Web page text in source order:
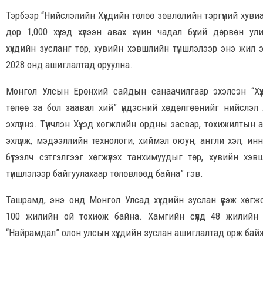
Тэрбээр “Нийслэлийн Хүүхдийн төлөө зөвлөлийн тэргүүний
дор 1,000 хүүхэд хүлээн авах хүчин чадал бүхий дөрвөн
хүүхдийн зусланг төр, хувийн хэвшлийн түншлэлээр энэ жил
2028 онд ашиглалтад оруулна.
Монгол Улсын Ерөнхий сайдын санаачилгаар эхэлсэн
төлөө за бол заавал хий” үндэсний хөдөлгөөнийг нийслэл
эхлүүлнэ. Түүнчлэн Хүүхэд хөгжлийн ордны засвар, тохижилтын
эхлүүлж, мэдээллийн технологи, хиймэл оюун, англи хэл,
бүтээлч сэтгэлгээг хөгжүүлэх танхимуудыг төр, хувийн
түншлэлээр байгуулахаар төлөвлөөд байна” гэв.
Ташрамд, энэ онд Монгол Улсад хүүхдийн зуслан үүсэж
100 жилийн ой тохиож байна. Хамгийн сүүлд 48
“Найрамдал” олон улсын хүүхдийн зуслан ашиглалтад орж